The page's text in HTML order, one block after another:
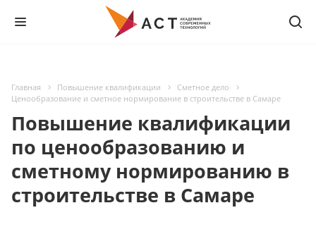
Главная Повышение квалификации
Сметное дело
Ценообразование и сметное нормирование в строительстве в Самаре
Повышение квалификации
по ценообразованию и
сметному нормированию в
строительстве в Самаре